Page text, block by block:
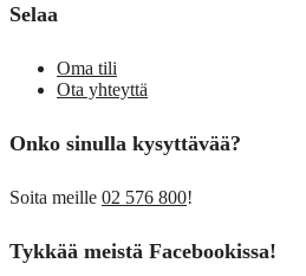
Selaa
Oma tili
Ota yhteyttä
Onko sinulla kysyttävää?
Soita meille 02 576 800!
Tykkää meistä Facebookissa!